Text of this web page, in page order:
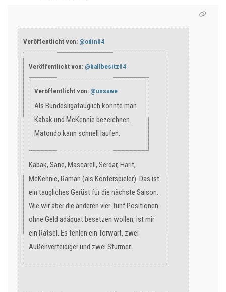
Veröffentlicht von: @odin04
Veröffentlicht von: @ballbesitz04
Veröffentlicht von: @unsuwe
Als Bundesligatauglich konnte man
Kabak und McKennie bezeichnen.
Matondo kann schnell laufen.
Kabak, Sane, Mascarell, Serdar, Harit,
McKennie, Raman (als Konterspieler). Das ist
ein taugliches Gerüst für die nächste Saison.
Wie wir aber die anderen vier-fünf Positionen
ohne Geld adäquat besetzen wollen, ist mir
ein Rätsel. Es fehlen ein Torwart, zwei
Außenverteidiger und zwei Stürmer.